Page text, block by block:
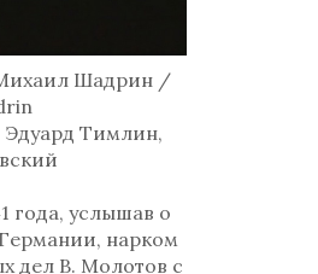
Шадрин /
Тимлин,
года, услышав о
нарком
дел В. Молотов с